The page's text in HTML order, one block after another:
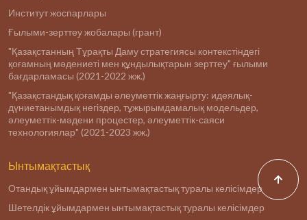
Институт жоспарлары
Ғылыми-зерттеу жобалары (грант)
"Қазақстанның Тұрақты Даму стратегиясы контекстіндегі
қоғамның мәдениеті мен құндылықтарын зерттеу" ғылыми
бағдарламасы (2021-2022 жж.)
"Қазақстандық қоғамды әлеуметтік жаңғырту: идеялық-
дүниетанымдық негіздер, тұжырымдамалық модельдер,
әлеуметтік-мәдени процестер, әлеуметтік-саяси
технологиялар" (2021-2023 жж.)
Ынтымақтастық
Отандық ұйымдармен ынтымақтастық туралы келісімдер
Шетелдік ұйымдармен ынтымақтастық туралы келісімдер